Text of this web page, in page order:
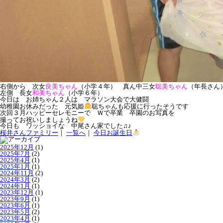
右側から 次女良美ちゃん （小学４年） 真ん中三女聡美ちゃん （年長さん
左側 長女和美ちゃん （小学６年）
今日は お姉ちゃん２人は マラソン大会で大健闘
幼稚園お休みだった 元気姫
聡ちゃんも応援に行ったそうです
次回３月ハッピーセレモニーで Ｗで卒業 卒園のお写真を
撮ってお祝いしましょうね
今日も ワッショイな 中尾さん家でした♫♪
桜井さんファミリー ｜ 一覧へ ｜ 今日お誕生日
2025年12月 (1)
2025年7月 (2)
2025年4月 (1)
2025年1月 (1)
2024年11月 (2)
2024年3月 (2)
2024年1月 (1)
2023年12月 (1)
2023年9月 (1)
2023年6月 (1)
2023年5月 (2)
2023年4月 (1)